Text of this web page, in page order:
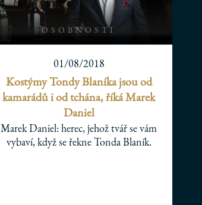
OSOBNOSTI
01/08/2018
Kostýmy Tondy Blaníka jsou od
kamarádů i od tchána, říká Marek
Daniel
Marek Daniel: herec, jehož tvář se vám
vybaví, když se řekne Tonda Blaník.